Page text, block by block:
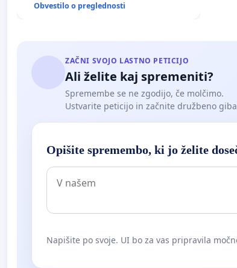
Obvestilo o preglednosti
ZAČNI SVOJO LASTNO PETICIJO
Ali želite kaj spremeniti?
Spremembe se ne zgodijo, če molčimo.
Ustvarite peticijo in začnite družbeno
Opišite spremembo, ki jo želite
Napišite po svoje. UI bo za vas pripravila